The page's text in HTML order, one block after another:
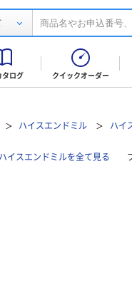
タログ クイックオーダー
ハイスエンドミル ハイ
イスエンドミルを全て見る